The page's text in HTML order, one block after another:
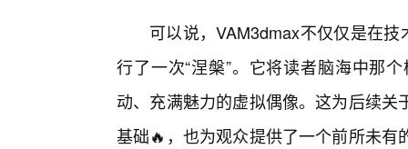
可以说，VAM3dmax不仅仅是在
行了一次“涅槃”。它将读者脑海中那
动、充满魅力的虚拟偶像。这为后续
基础🔥，也为观众提供了一个前所未